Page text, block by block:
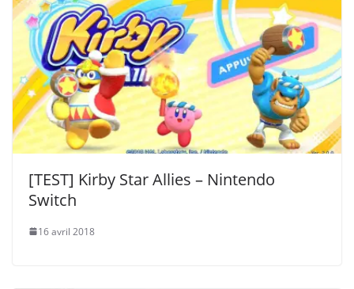
[TEST] Kirby Star Allies – Nintendo
Switch
16 avril 2018